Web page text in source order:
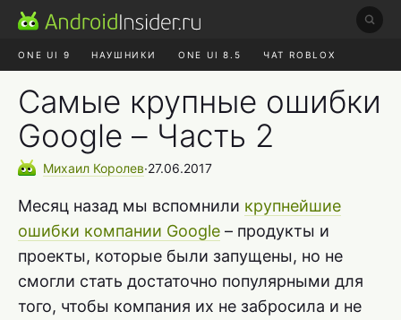
ONE UI 9 НАУШНИКИ ONE UI 8.5 ЧАТ ROBLOX
Самые крупные ошибки
Google – Часть 2
Михаил Королев∙27.06.2017
Месяц назад мы вспомнили крупнейшие
ошибки компании Google – продукты и
проекты, которые были запущены, но не
смогли стать достаточно популярными для
того, чтобы компания их не забросила и не